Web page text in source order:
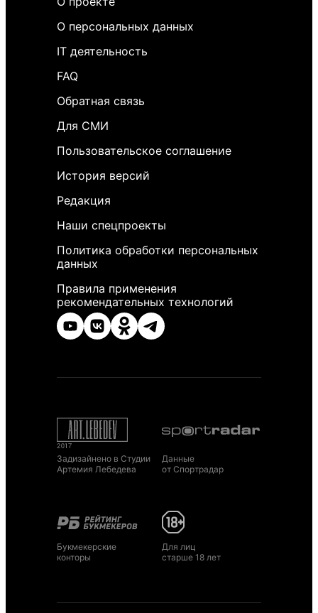
О персональных данных
IT деятельность
FAQ
Обратная связь
Для СМИ
Пользовательское соглашение
История версий
Редакция
Наши спецпроекты
Политика обработки персональных
данных
Правила применения
рекомендательных технологий
Задизайнено в Студии
Артемия Лебедева
Данные
от Спортрадар
Букмекерские
конторы
Для лиц
старше 18 лет